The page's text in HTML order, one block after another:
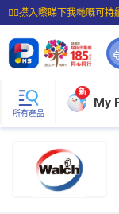
☝🏼㩒入嚟睇下我哋嘅可持
⭐購物滿$399即享免費
所有產品
新
My